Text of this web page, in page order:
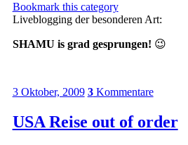
Bookmark this category
Liveblogging der besonderen Art:
SHAMU is grad gesprungen! 😉
3 Oktober, 2009 3Kommentare
USA Reise out of order